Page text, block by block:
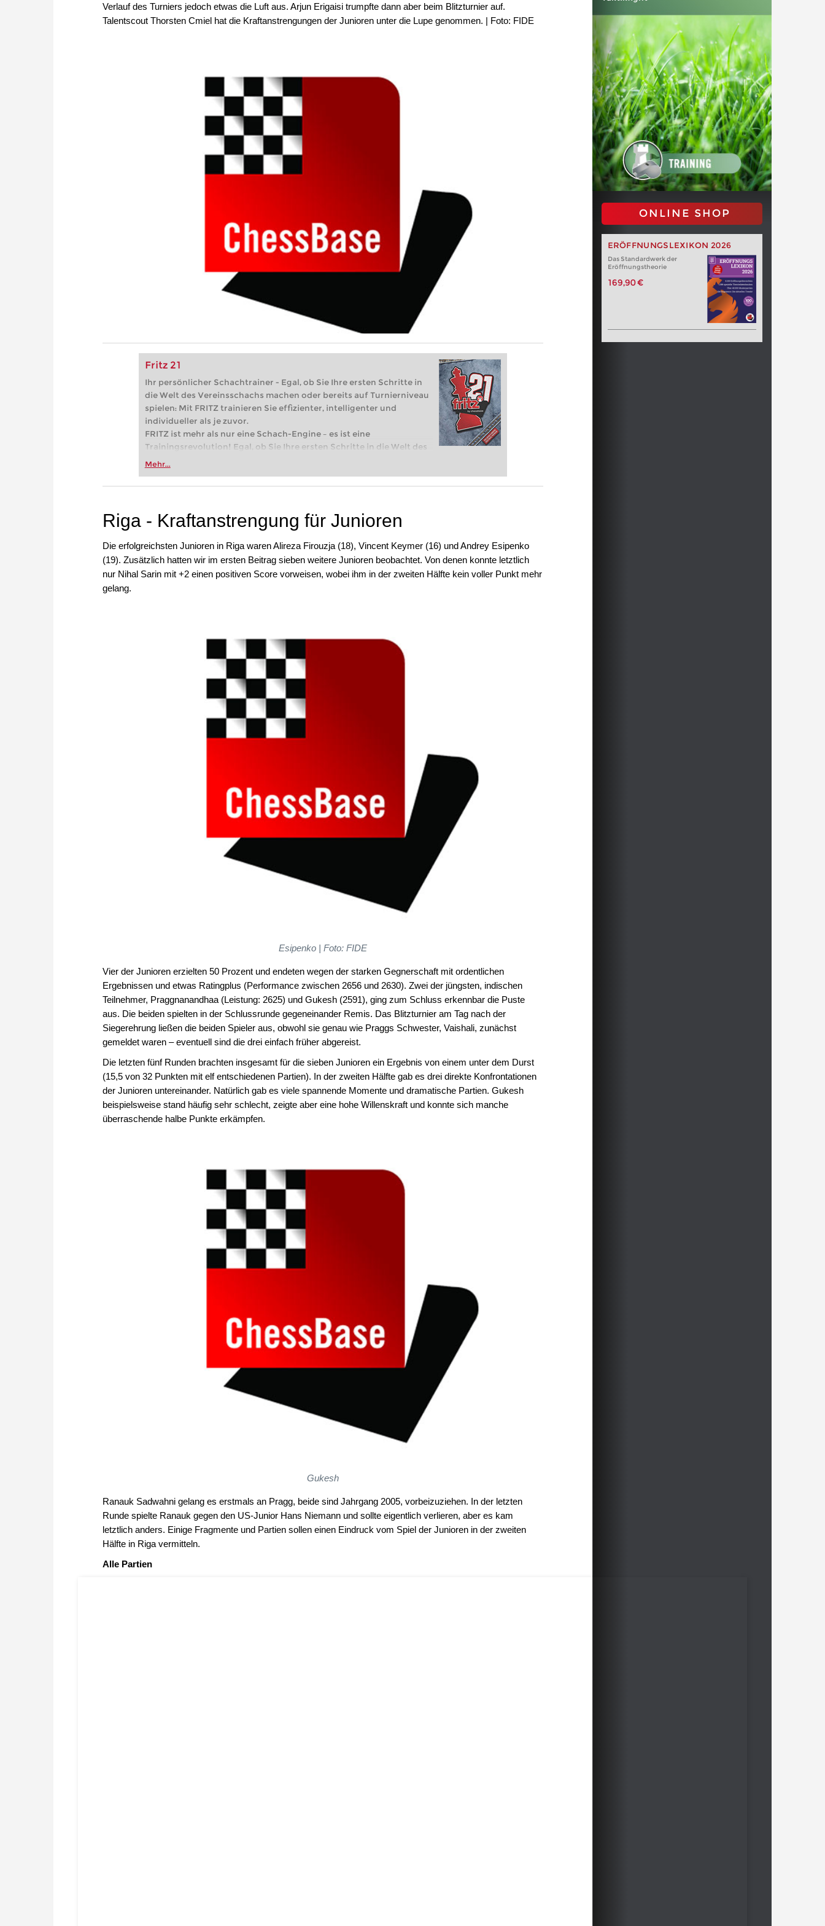
Verlauf des Turniers jedoch etwas die Luft aus. Arjun Erigaisi trumpfte dann aber beim Blitzturnier auf.
Talentscout Thorsten Cmiel hat die Kraftanstrengungen der Junioren unter die Lupe genommen. | Foto: FIDE
Fritz 21
Ihr persönlicher Schachtrainer - Egal, ob Sie Ihre ersten Schritte in
die Welt des Vereinsschachs machen oder bereits auf Turnierniveau
spielen: Mit FRITZ trainieren Sie effizienter, intelligenter und
individueller als je zuvor.
FRITZ ist mehr als nur eine Schach-Engine – es ist eine
Trainingsrevolution! Egal, ob Sie Ihre ersten Schritte in die Welt des
Vereinsschachs machen oder bereits auf Turnierniveau spielen: Mit
zuvor.
Mehr...
ONLINE SHOP
ERÖFFNUNGSLEXIKON 2026
Das Standardwerk der
Eröffnungstheorie
169,90 €
Riga - Kraftanstrengung für Junioren
Die erfolgreichsten Junioren in Riga waren Alireza Firouzja (18), Vincent Keymer (16) und Andrey Esipenko
(19). Zusätzlich hatten wir im ersten Beitrag sieben weitere Junioren beobachtet. Von denen konnte letztlich
nur Nihal Sarin mit +2 einen positiven Score vorweisen, wobei ihm in der zweiten Hälfte kein voller Punkt mehr
gelang.
Esipenko | Foto: FIDE
Vier der Junioren erzielten 50 Prozent und endeten wegen der starken Gegnerschaft mit ordentlichen
Ergebnissen und etwas Ratingplus (Performance zwischen 2656 und 2630). Zwei der jüngsten, indischen
Teilnehmer, Praggnanandhaa (Leistung: 2625) und Gukesh (2591), ging zum Schluss erkennbar die Puste
aus. Die beiden spielten in der Schlussrunde gegeneinander Remis. Das Blitzturnier am Tag nach der
Siegerehrung ließen die beiden Spieler aus, obwohl sie genau wie Praggs Schwester, Vaishali, zunächst
gemeldet waren – eventuell sind die drei einfach früher abgereist.
Die letzten fünf Runden brachten insgesamt für die sieben Junioren ein Ergebnis von einem unter dem Durst
(15,5 von 32 Punkten mit elf entschiedenen Partien). In der zweiten Hälfte gab es drei direkte Konfrontationen
der Junioren untereinander. Natürlich gab es viele spannende Momente und dramatische Partien. Gukesh
beispielsweise stand häufig sehr schlecht, zeigte aber eine hohe Willenskraft und konnte sich manche
überraschende halbe Punkte erkämpfen.
Gukesh
Ranauk Sadwahni gelang es erstmals an Pragg, beide sind Jahrgang 2005, vorbeizuziehen. In der letzten
Runde spielte Ranauk gegen den US-Junior Hans Niemann und sollte eigentlich verlieren, aber es kam
letztlich anders. Einige Fragmente und Partien sollen einen Eindruck vom Spiel der Junioren in der zweiten
Hälfte in Riga vermitteln.
Alle Partien